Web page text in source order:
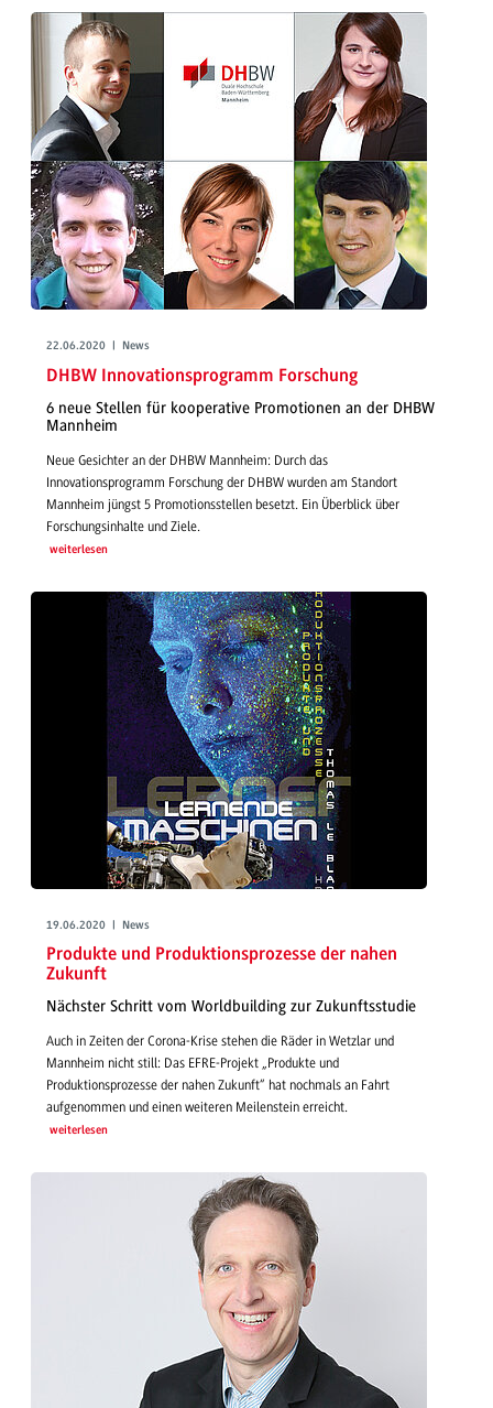
22.06.2020 | News
DHBW Innovationsprogramm Forschung
6 neue Stellen für kooperative Promotionen an der DHBW
Mannheim
Neue Gesichter an der DHBW Mannheim: Durch das
Innovationsprogramm Forschung der DHBW wurden am Standort
Mannheim jüngst 5 Promotionsstellen besetzt. Ein Überblick über
Forschungsinhalte und Ziele.
weiterlesen
19.06.2020 | News
Produkte und Produktionsprozesse der nahen
Zukunft
Nächster Schritt vom Worldbuilding zur Zukunftsstudie
Auch in Zeiten der Corona-Krise stehen die Räder in Wetzlar und
Mannheim nicht still: Das EFRE-Projekt „Produkte und
Produktionsprozesse der nahen Zukunft“ hat nochmals an Fahrt
aufgenommen und einen weiteren Meilenstein erreicht.
weiterlesen